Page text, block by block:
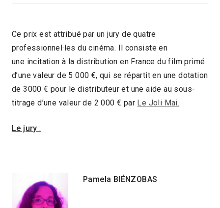
Ce prix est attribué par un jury de quatre
professionnel·les du cinéma. Il consiste en
une incitation à la distribution en France du film primé
d’une valeur de 5 000 €, qui se répartit en une dotation
de 3000 € pour le distributeur et une aide au sous-
titrage d’une valeur de 2 000 € par Le Joli Mai.
Le jury :
Pamela BIÉNZOBAS